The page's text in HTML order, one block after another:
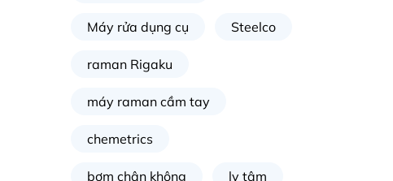
Máy rửa dụng cụ Steelco
raman Rigaku
máy raman cầm tay
chemetrics
bơm chân không ly tâm